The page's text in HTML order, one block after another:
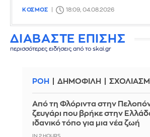
ΚΟΣΜΟΣ 18:09, 04.08.2026
ΔΙΑΒΑΣΤΕ ΕΠΙΣΗΣ
περισσότερες ειδήσεις από το skai.gr
ΡΟΗ ΔΗΜΟΦΙΛΗ
Από τη Φλόριντα στην
ζευγάρι που βρήκε στην
ιδανικό τόπο για μια νέα ζωή
IN 2 HOURS